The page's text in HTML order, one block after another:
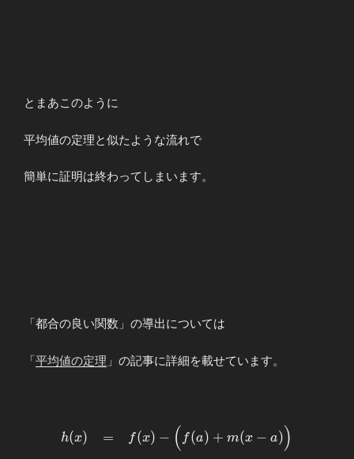
とまあこのように
平均値の定理と似たような流れで
簡単に証明は終わってしまいます。
「都合の良い関数」の導出については
「平均値の定理 」の記事に詳細を載せています。
\begin{array}
{llllll}
h(x) = f(x) − ( f(a) + m(x − a))